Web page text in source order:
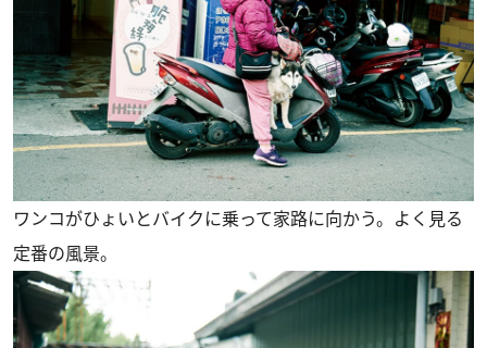
ワンコがひょいとバイクに乗って家路に向かう。よく見る
定番の風景。